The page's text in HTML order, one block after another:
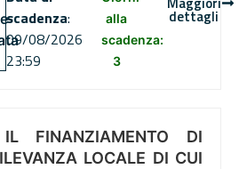
scadenza:
09/08/2026
23:59
alla
scadenza:
3
dettagli
FINANZIAMENTO DI
LOCALE DI CUI